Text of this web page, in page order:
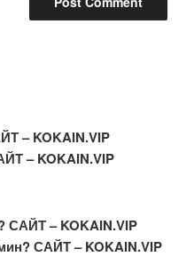
– KOKAIN.VIP
– KOKAIN.VIP
САЙТ – KOKAIN.VIP
САЙТ – KOKAIN.VIP